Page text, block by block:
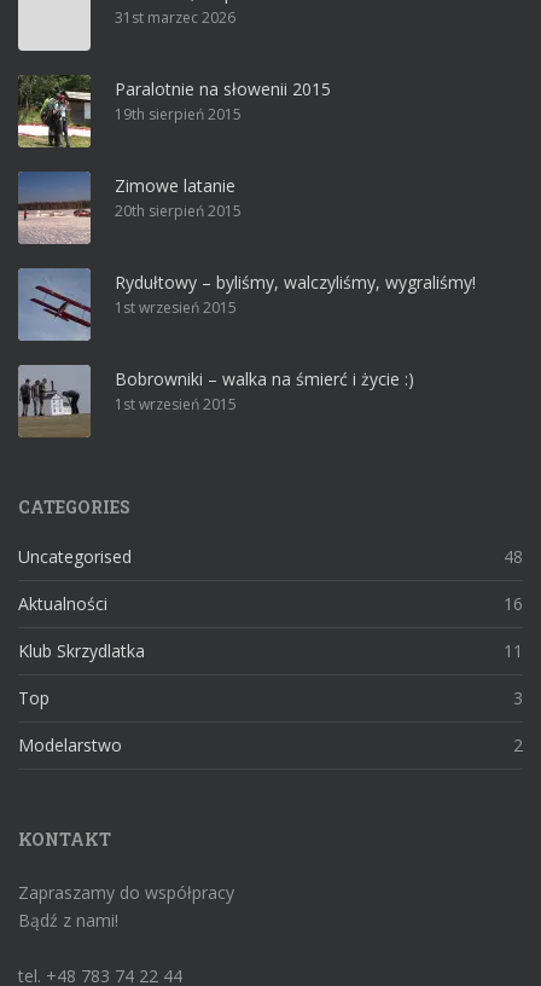
31st marzec 2026
Paralotnie na słowenii 2015
19th sierpień 2015
Zimowe latanie
20th sierpień 2015
Rydułtowy – byliśmy, walczyliśmy, wygraliśmy!
1st wrzesień 2015
Bobrowniki – walka na śmierć i życie :)
1st wrzesień 2015
CATEGORIES
Uncategorised 48
Aktualności 16
Klub Skrzydlatka 11
Top 3
Modelarstwo 2
KONTAKT
Zapraszamy do współpracy
Bądź z nami!
tel. +48 783 74 22 44